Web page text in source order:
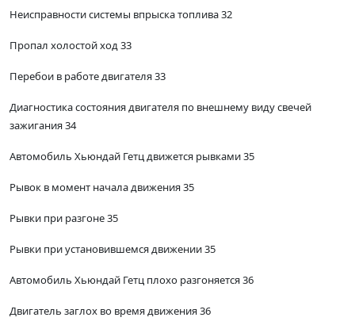
Неисправности системы впрыска топлива 32
Пропал холостой ход 33
Перебои в работе двигателя 33
Диагностика состояния двигателя по внешнему виду свечей
зажигания 34
Автомобиль Хьюндай Гетц движется рывками 35
Рывок в момент начала движения 35
Рывки при разгоне 35
Рывки при установившемся движении 35
Автомобиль Хьюндай Гетц плохо разгоняется 36
Двигатель заглох во время движения 36